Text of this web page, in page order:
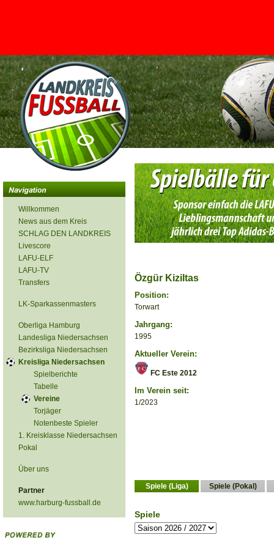
<
Willkommen
News aus dem Kreis
SCHLAG DEN LANDKREIS
Livescore
LAFU-ELF
LAFU-TV
Transfers
LK-Sparkassenmasters
Oberliga Hamburg
Landesliga Niedersachsen
Bezirksliga Niedersachsen
Kreisliga Niedersachsen
Spielberichte
Tabelle
Vereine
Torjäger
Notenbeste Spieler
1. Kreisklasse Niedersachsen
Pokal
Über uns
Partner
www.harburg-fussball.de
Özgür Kiziltas
Position:
Torwart
Jahrgang:
1995
Aktueller Verein:
FC Este 2012
Im Verein seit:
1/2023
Spiele (Liga) Spiele (Pokal)
Spiele